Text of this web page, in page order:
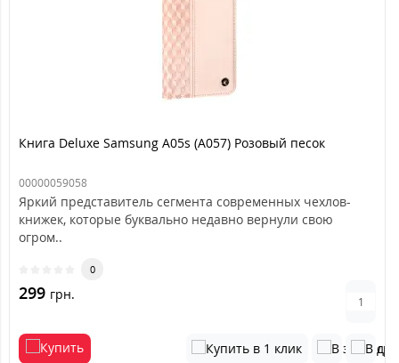
Книга Deluxe Samsung A05s (A057) Розовый песок
00000059058
Яркий представитель сегмента современных чехлов-
книжек, которые буквально недавно вернули свою
огром..
0
299 грн.